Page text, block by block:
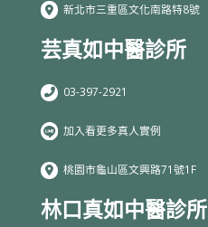
新北市三重區文化南路特8號
芸真如中醫診所
03-397-2921
加入看更多真人實例
桃園市龜山區文興路71號1F
林口真如中醫診所